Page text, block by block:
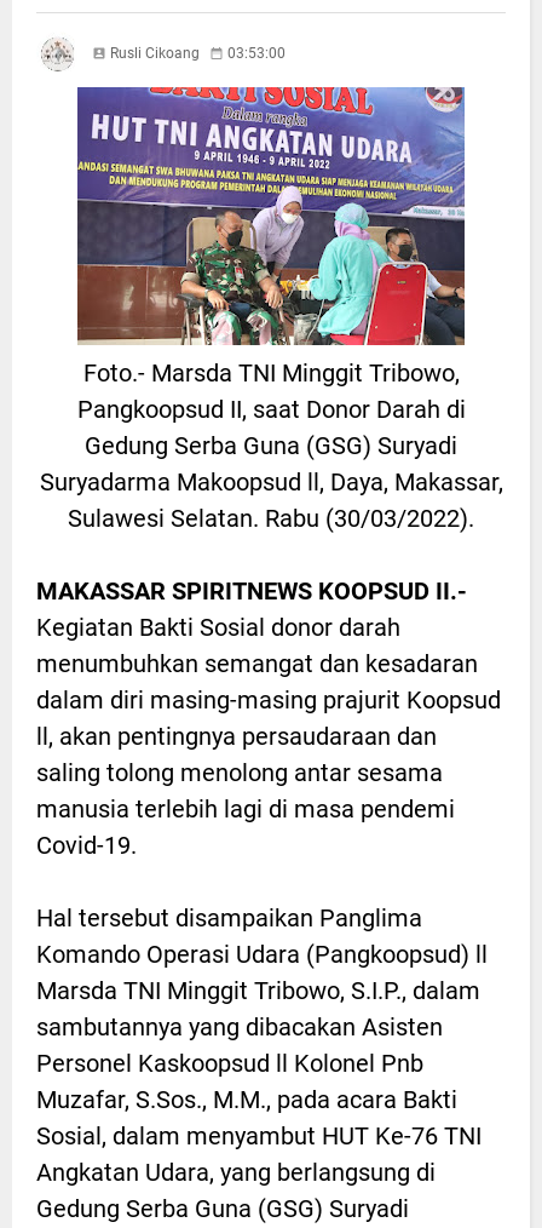
Rusli Cikoang 03:53:00
Foto.- Marsda TNI Minggit Tribowo,
Pangkoopsud II, saat Donor Darah di
Gedung Serba Guna (GSG) Suryadi
Suryadarma Makoopsud ll, Daya, Makassar,
Sulawesi Selatan. Rabu (30/03/2022).
MAKASSAR SPIRITNEWS KOOPSUD II.-
Kegiatan Bakti Sosial donor darah
menumbuhkan semangat dan kesadaran
dalam diri masing-masing prajurit Koopsud
ll, akan pentingnya persaudaraan dan
saling tolong menolong antar sesama
manusia terlebih lagi di masa pendemi
Covid-19.
Hal tersebut disampaikan Panglima
Komando Operasi Udara (Pangkoopsud) ll
Marsda TNI Minggit Tribowo, S.I.P., dalam
sambutannya yang dibacakan Asisten
Personel Kaskoopsud ll Kolonel Pnb
Muzafar, S.Sos., M.M., pada acara Bakti
Sosial, dalam menyambut HUT Ke-76 TNI
Angkatan Udara, yang berlangsung di
Gedung Serba Guna (GSG) Suryadi